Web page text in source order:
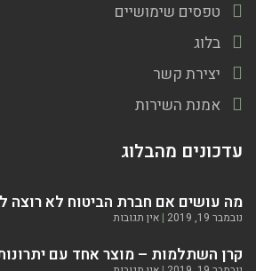
טפסים שימושיים
בלוג
יצירת קשר
אמנת השירות
עדכונים מהבלוג
מה עושים אם חברת הביטוח לא רוצה
נובמבר 19, 2019 אין תגובות
קרן השתלמות – מוצר אחד עם